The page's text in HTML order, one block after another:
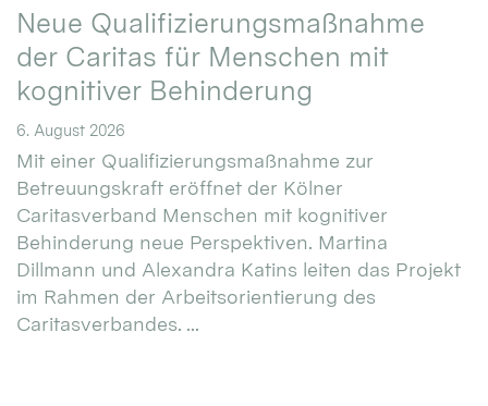
Neue Qualifizierungsmaßnahme
der Caritas für Menschen mit
kognitiver Behinderung
6. August 2026
Mit einer Qualifizierungsmaßnahme zur
Betreuungskraft eröffnet der Kölner
Caritasverband Menschen mit kognitiver
Behinderung neue Perspektiven. Martina
Dillmann und Alexandra Katins leiten das Projekt
im Rahmen der Arbeitsorientierung des
Caritasverbandes. ...